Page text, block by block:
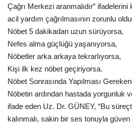
Çağrı Merkezi aranmalıdır”
acil yardım çağrılmasının zorunlu
Nöbet 5 dakikadan uzun sürüyorsa,
Nefes alma güçlüğü yaşanıyorsa,
Nöbetler arka arkaya tekrarlıyorsa,
Kişi ilk kez nöbet geçiriyorsa.
Nöbet Sonrasında Yapılması
Nöbetin ardından hastada yorgunluk
ifade eden Uz. Dr. GÜNEY, “Bu
kalınmalı, sakin bir ses tonuyla